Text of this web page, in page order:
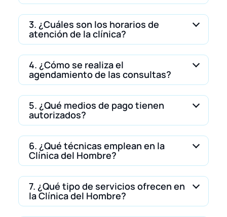
3. ¿Cuáles son los horarios de
atención de la clínica?
4. ¿Cómo se realiza el
agendamiento de las consultas?
5. ¿Qué medios de pago tienen
autorizados?
6. ¿Qué técnicas emplean en la
Clínica del Hombre?
7. ¿Qué tipo de servicios ofrecen en
la Clínica del Hombre?